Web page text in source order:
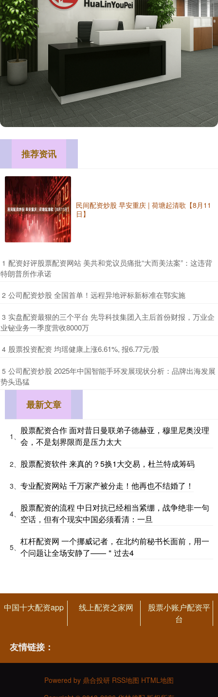
推荐资讯
民间配资炒股 早安重庆 | 荷塘起清歌【8月11
日】
1 ​配资好评股票配资网站 美共和党议员痛批“大而美法案”：这违背
特朗普所作承诺
2 ​公司配资炒股 全国首单！​远程异地评标新标准在鄂实施
3 ​实盘配资最狠的三个平台 先导科技集团入主后首份财报，万业企
业铋业务一季度营收8000万
4 ​股票投资配资 均瑶健康上涨6.61%, 报6.77元/股
5 ​公司配资炒股 2025年中国智能手环发展现状分析：品牌出海发展
势头迅猛
最新文章
1、
股票配资合作 面对昔日曼联弟子德赫亚，穆里尼奥没理
会，不是划界限而是压力太大
2、 股票配资软件 来真的？5换1大交易，杜兰特成筹码
3、 专业配资网站 千万家产被分走！他再也不结婚了！
4、
股票配资的流程 中日对抗已经相当紧绷，战争绝非一句
空话，但有个现实中国必须看清：一旦
5、
杠杆配资网 一个挪威记者，在北约前秘书长面前，用一
个问题让全场安静了——＂过去4
中国十大配资app 线上配资之家网
股票小账户配资平
台
友情链接：
Powered by 鼎合投研 RSS地图 HTML地图